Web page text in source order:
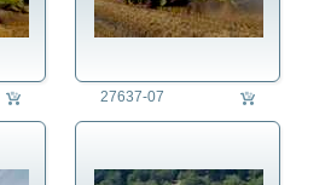
27637-07